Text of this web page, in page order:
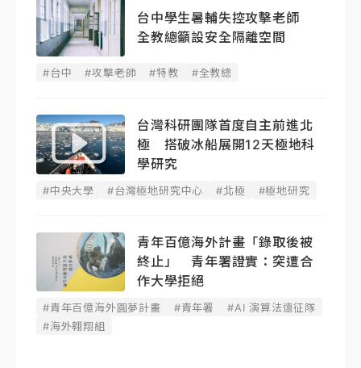
台中學生暑輔失控攻擊老師
全教總籲設安全隔離空間
#台中 #攻擊老師 #特教 #全教總
台灣科研團隊首度自主前進北
極 搭破冰船展開12天極地科
學研究
#中央大學 #台灣極地研究中心 #北極 #極地研究
青年百億海外計畫「錄取後被
終止」 青年署證實：突遭合
作大學拒絕
#青年百億海外圓夢計畫 #青年署
#AI 演算法遠征隊
#海外翱翔組